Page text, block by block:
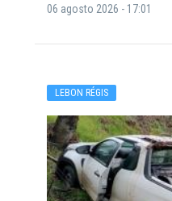
06 agosto 2026 - 17:01
LEBON RÉGIS